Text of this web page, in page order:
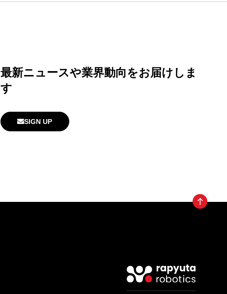
最新ニュースや業界動向をお届けしま
す
SIGN UP